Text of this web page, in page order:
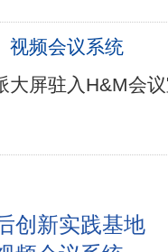
视频会议系统
大屏驻入H&M会
创新实践基地